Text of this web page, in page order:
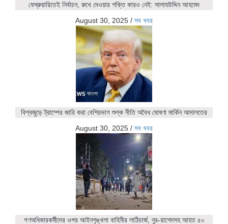
ফেব্রুয়ারিতেই নির্বাচন, রুখে দেওয়ার শক্তি কারও নেই: সালাহউদ্দিন আহমেদ
August 30, 2025 / সব খবর
বিশ্বজুড়ে ট্রাম্পের জারি করা বেশিরভাগ শুল্ক নীতি অবৈধ ঘোষণা মার্কিন আদালতের
August 30, 2025 / সব খবর
গণঅধিকারকর্মীদের ওপর আইনশৃঙ্খলা বাহিনীর লাঠিচার্জ, নুর-রাশেদসহ আহত ৫০